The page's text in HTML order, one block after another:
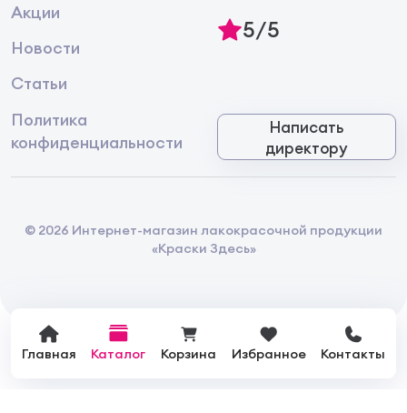
Главная Каталог Корзина Избранное Контакты
Акции
Новости
Статьи
Политика
конфиденциальности
5/5
Написать
директору
© 2026 Интернет-магазин лакокрасочной продукции
«Краски Здесь»